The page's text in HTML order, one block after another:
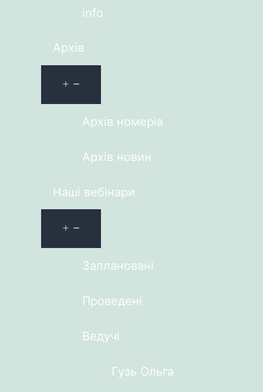
info
Архів
Архів номерів
Архів новин
Наші вебінари
Заплановані
Проведені
Ведучі
Гузь Ольга